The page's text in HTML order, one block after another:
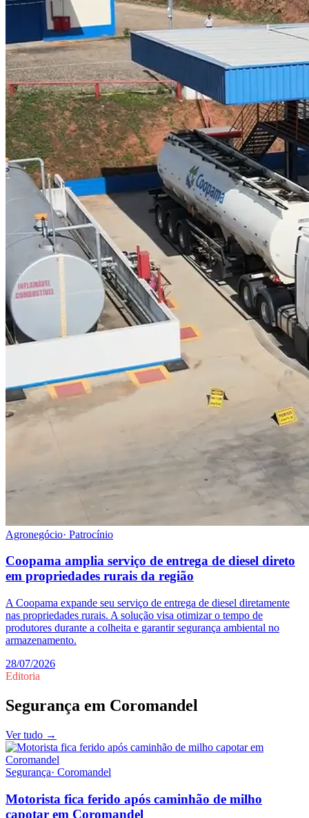
Agronegócio· Patrocínio
Coopama amplia serviço de entrega de diesel direto
em propriedades rurais da região
A Coopama expande seu serviço de entrega de diesel diretamente
nas propriedades rurais. A solução visa otimizar o tempo de
produtores durante a colheita e garantir segurança ambiental no
armazenamento.
28/07/2026
Editoria
Segurança em Coromandel
Ver tudo →
Segurança· Coromandel
Motorista fica ferido após caminhão de milho
capotar em Coromandel